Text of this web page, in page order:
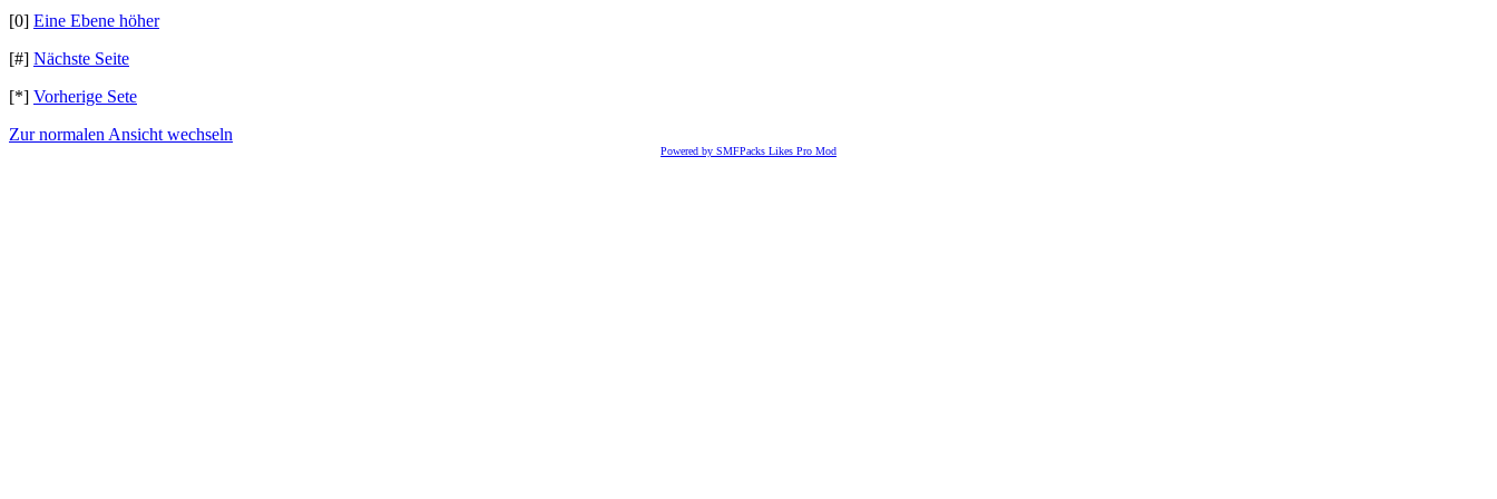
[0] Eine Ebene höher
[#] Nächste Seite
[*] Vorherige Sete
Zur normalen Ansicht wechseln
Powered by SMFPacks Likes Pro Mod